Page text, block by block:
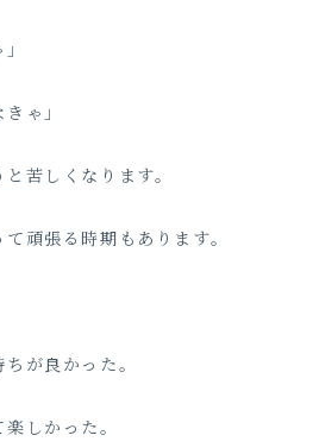
ゃ」
苦しくなります。
頑張る時期もあります。
が良かった。
しかった。